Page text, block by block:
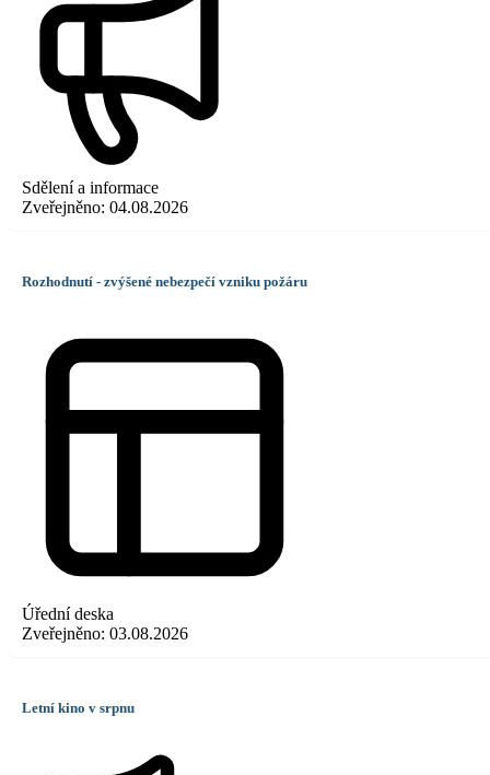
Sdělení a informace
Zveřejněno: 04.08.2026
Rozhodnutí - zvýšené nebezpečí vzniku požáru
Úřední deska
Zveřejněno: 03.08.2026
Letní kino v srpnu